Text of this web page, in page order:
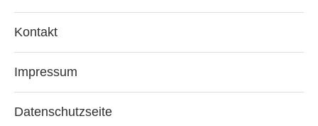
Kontakt
Impressum
Datenschutzseite